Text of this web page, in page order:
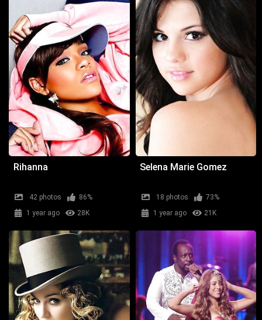
Rihanna
42 photos
86%
1 year ago
28K
Selena Marie Gomez
18 photos
73%
1 year ago
21K